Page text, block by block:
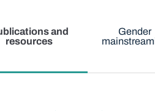
and
resources
Gender